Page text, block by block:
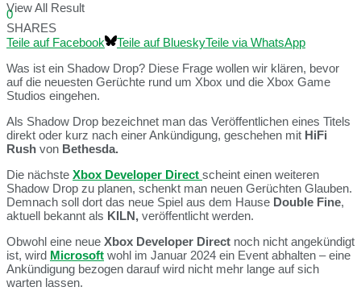
View All Result
0
SHARES
Teile auf Facebook
Teile auf BlueskyTeile via WhatsApp
Was ist ein Shadow Drop? Diese Frage wollen wir klären, bevor
auf die neuesten Gerüchte rund um Xbox und die Xbox Game
Studios eingehen.
Als Shadow Drop bezeichnet man das Veröffentlichen eines Titels
direkt oder kurz nach einer Ankündigung, geschehen mit HiFi
Rush von Bethesda.
Die nächste Xbox Developer Direct scheint einen weiteren
Shadow Drop zu planen, schenkt man neuen Gerüchten Glauben.
Demnach soll dort das neue Spiel aus dem Hause Double Fine,
aktuell bekannt als KILN, veröffentlicht werden.
Obwohl eine neue Xbox Developer Direct noch nicht angekündigt
ist, wird Microsoft wohl im Januar 2024 ein Event abhalten – eine
Ankündigung bezogen darauf wird nicht mehr lange auf sich
warten lassen.